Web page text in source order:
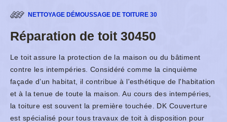
NETTOYAGE DÉMOUSSAGE DE TOITURE 30
Réparation de toit 30450
Le toit assure la protection de la maison ou du bâtiment
contre les intempéries. Considéré comme la cinquième
façade d’un habitat, il contribue à l'esthétique de l'habitation
et à la tenue de toute la maison. Au cours des intempéries,
la toiture est souvent la première touchée. DK Couverture
est spécialisé pour tous travaux de toit à disposition pour